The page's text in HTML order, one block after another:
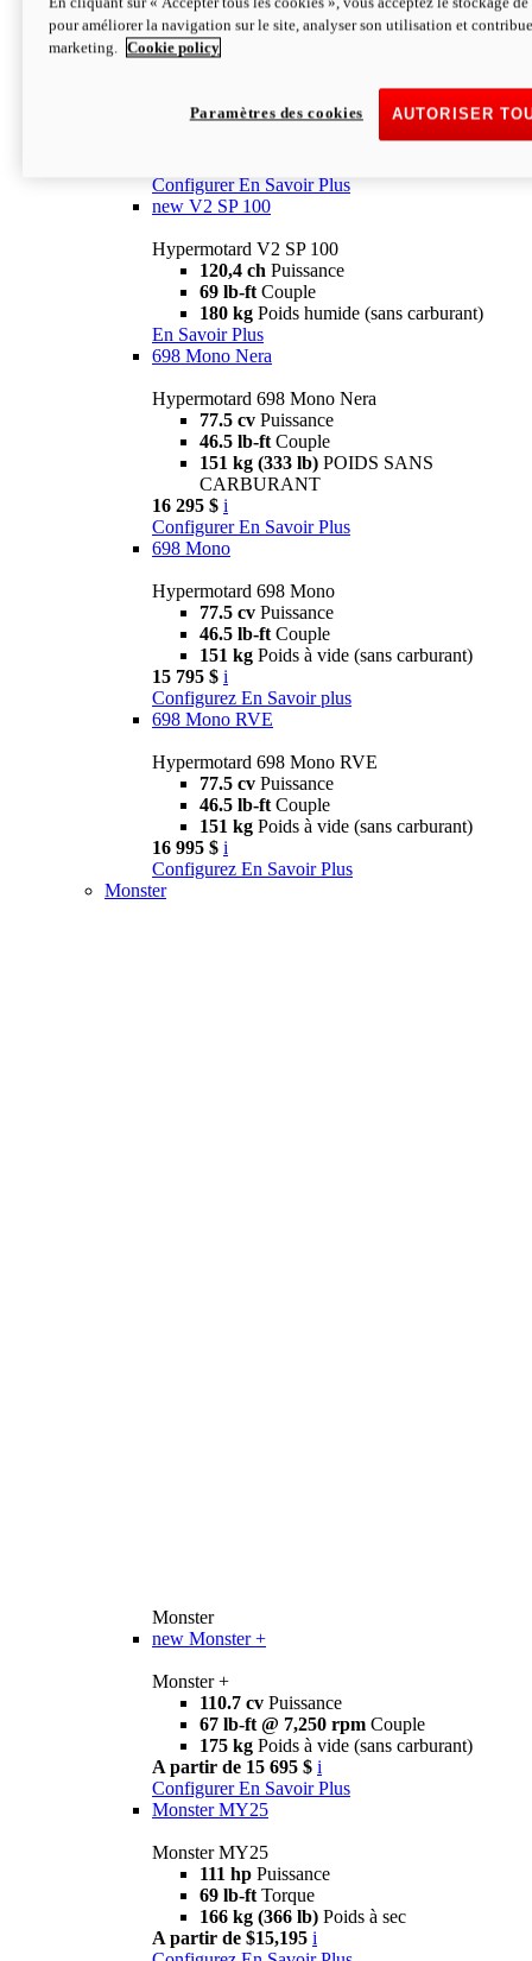
Configurer En Savoir Plus
newV2 SP
69 lb-ftCouple
Poids humide (sans carburant)
Configurer En Savoir Plus
new V2 SP 100
Hypermotard V2 SP 100
120,4 ch Puissance
69 lb-ft Couple
180 kg Poids humide (sans carburant)
En Savoir Plus
698 Mono Nera
Hypermotard 698 Mono Nera
77.5 cv Puissance
46.5 lb-ft Couple
151 kg (333 lb) POIDS SANS
CARBURANT
16 295 $ i
Configurer En Savoir Plus
698 Mono
Hypermotard 698 Mono
77.5 cv Puissance
46.5 lb-ft Couple
151 kg Poids à vide (sans carburant)
15 795 $ i
Configurez En Savoir plus
698 Mono RVE
Hypermotard 698 Mono RVE
77.5 cv Puissance
46.5 lb-ft Couple
151 kg Poids à vide (sans carburant)
16 995 $ i
Configurez En Savoir Plus
Monster
Monster
new Monster +
Monster +
110.7 cv Puissance
67 lb-ft @ 7,250 rpm Couple
175 kg Poids à vide (sans carburant)
A partir de 15 695 $ i
Configurer En Savoir Plus
Monster MY25
Monster MY25
111 hp Puissance
69 lb-ft Torque
166 kg (366 lb) Poids à sec
A partir de $15,195 i
pour améliorer la navigation sur le site, analyser son utilisation et
marketing.
Cookie policy
AUTORISER
Paramètres des cookies